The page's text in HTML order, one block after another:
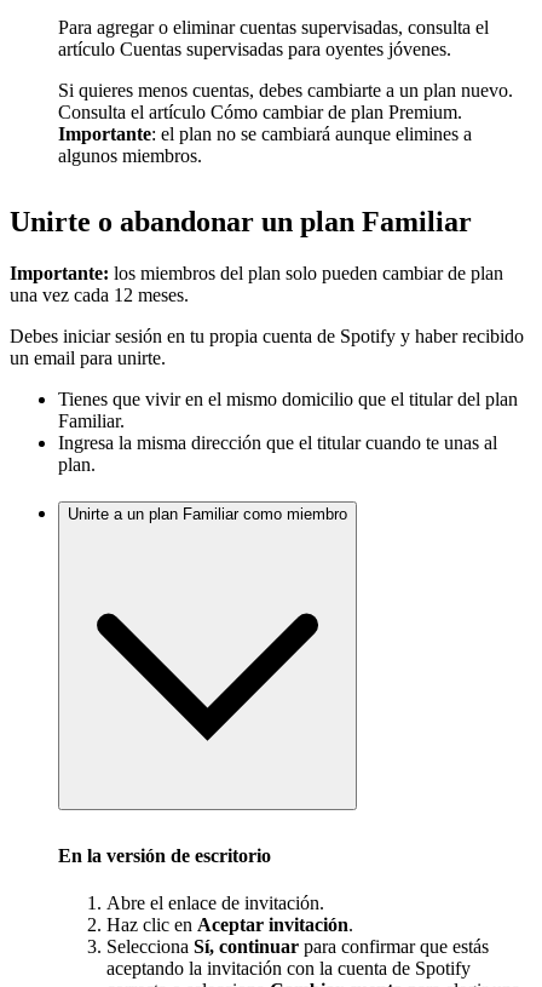
Para agregar o eliminar cuentas supervisadas, consulta el
artículo Cuentas supervisadas para oyentes jóvenes.
Si quieres menos cuentas, debes cambiarte a un plan nuevo.
Consulta el artículo Cómo cambiar de plan Premium.
Importante: el plan no se cambiará aunque elimines a
algunos miembros.
Unirte o abandonar un plan Familiar
Importante: los miembros del plan solo pueden cambiar de plan
una vez cada 12 meses.
Debes iniciar sesión en tu propia cuenta de Spotify y haber recibido
un email para unirte.
Tienes que vivir en el mismo domicilio que el titular del plan
Familiar.
Ingresa la misma dirección que el titular cuando te unas al
plan.
Unirte a un plan Familiar como miembro
En la versión de escritorio
Abre el enlace de invitación.
Haz clic en Aceptar invitación.
Selecciona Sí, continuar para confirmar que estás
aceptando la invitación con la cuenta de Spotify